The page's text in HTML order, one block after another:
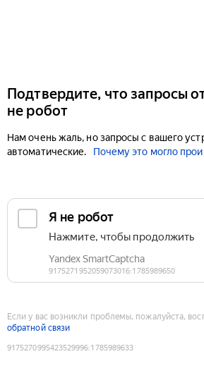
Подтвердите, что запросы
не робот
Нам очень жаль, но запросы с вашего
автоматические.
Почему это могло
Если у вас возникли проблемы, пожалуйста,
обратной связи
9175270995423529996:1785989633